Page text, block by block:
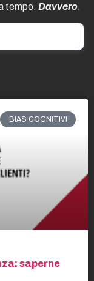
tempo. Davvero.
BIAS COGNITIVI
saperne